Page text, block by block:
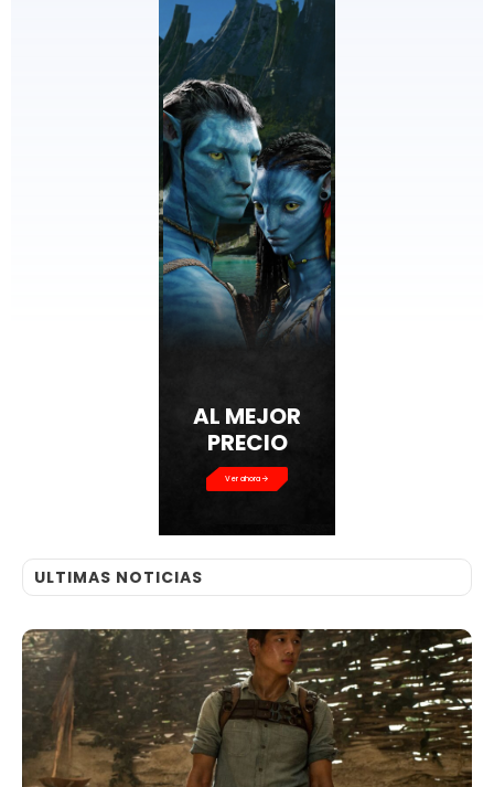
AL MEJOR
PRECIO
Ver ahora
ULTIMAS NOTICIAS